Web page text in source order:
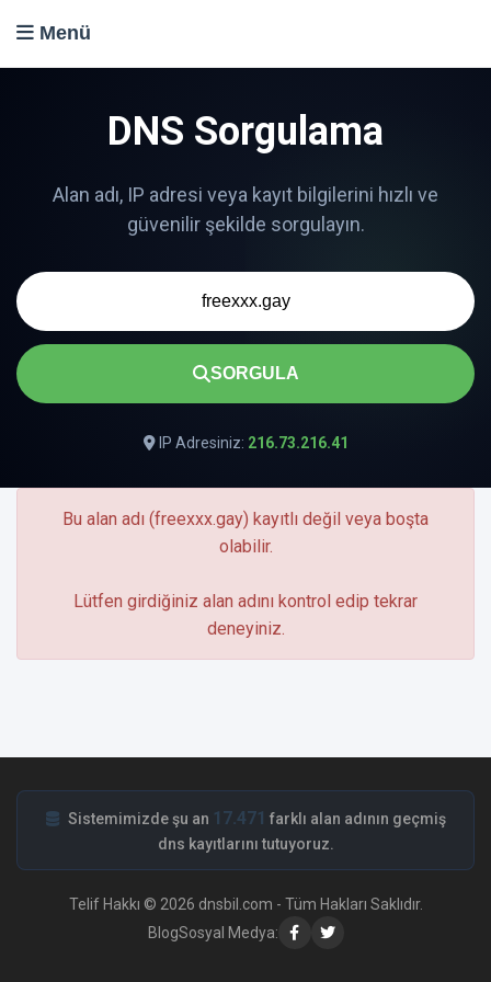
Menü
DNS Sorgulama
SORGULA
IP Adresiniz: 216.73.216.41
Bu alan adı (freexxx.gay) kayıtlı değil veya boşta
olabilir.
Lütfen girdiğiniz alan adını kontrol edip tekrar
deneyiniz.
Sistemimizde şu an 17.471 farklı alan adının geçmiş
dns kayıtlarını tutuyoruz.
Telif Hakkı © 2026 dnsbil.com - Tüm Hakları Saklıdır.
BlogSosyal Medya: